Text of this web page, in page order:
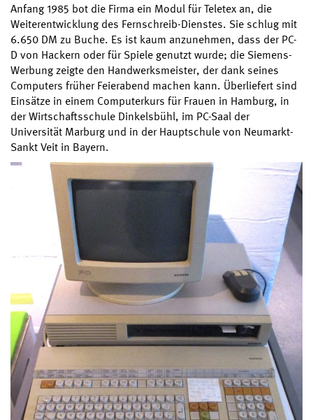
Anfang 1985 bot die Firma ein Modul für Teletex an, die
Weiterentwicklung des Fernschreib-Dienstes. Sie schlug mit
6.650 DM zu Buche. Es ist kaum anzunehmen, dass der PC-
D von Hackern oder für Spiele genutzt wurde; die Siemens-
Werbung zeigte den Handwerksmeister, der dank seines
Computers früher Feierabend machen kann. Überliefert sind
Einsätze in einem Computerkurs für Frauen in Hamburg, in
der Wirtschaftsschule Dinkelsbühl, im PC-Saal der
Universität Marburg und in der Hauptschule von Neumarkt-
Sankt Veit in Bayern.